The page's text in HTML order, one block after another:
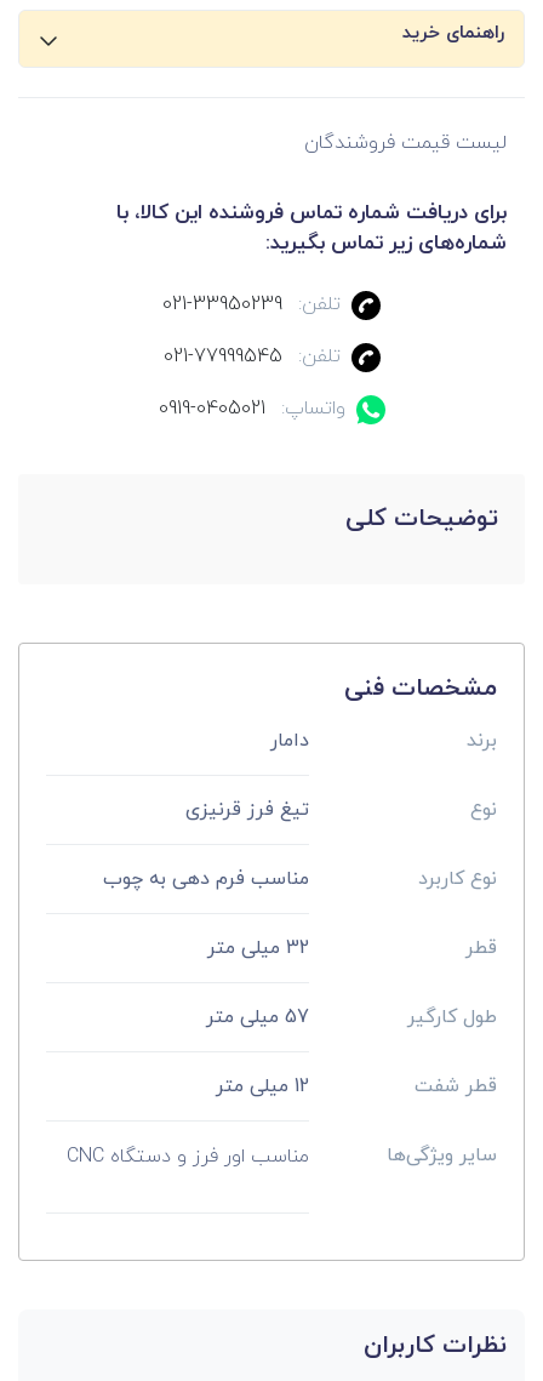
راهنمای خرید
لیست قیمت فروشندگان
برای دریافت شماره تماس فروشنده این کالا، با
شماره‌های زیر تماس بگیرید:
تلفن:
021-33950239
تلفن:
021-77999545
واتساپ:
0919-0405021
توضیحات کلی
مشخصات فنی
برند دامار
نوع تیغ فرز قرنیزی
نوع کاربرد مناسب فرم دهی به چوب
قطر 32 میلی متر
طول کارگیر 57 میلی متر
قطر شفت 12 میلی متر
سایر ویژگی‌ها مناسب اور فرز و دستگاه CNC
نظرات کاربران